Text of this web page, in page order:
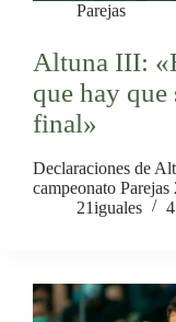
Parejas
Altuna III:
que hay que
final»
Declaraciones de
campeonato Parejas
21iguales